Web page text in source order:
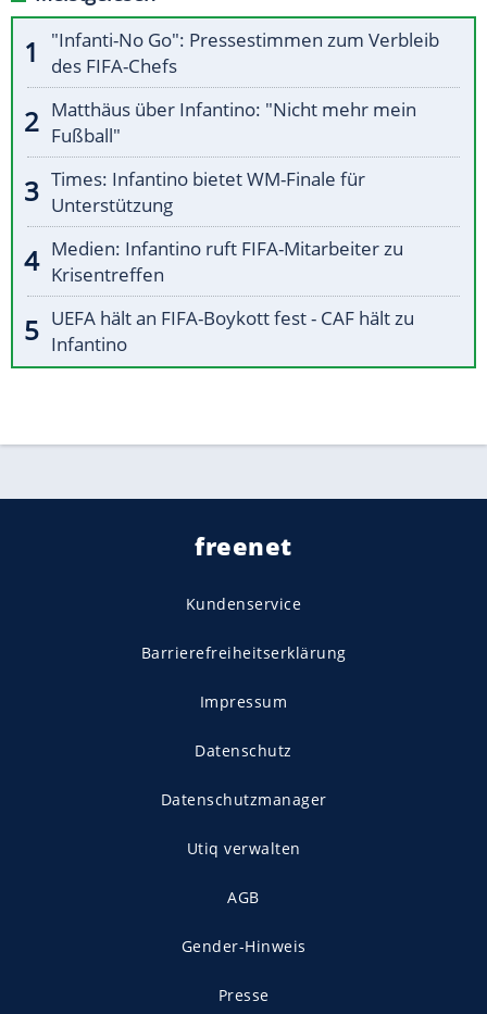
"Infanti-No Go": Pressestimmen zum Verbleib
des FIFA-Chefs
Matthäus über Infantino: "Nicht mehr mein
Fußball"
Times: Infantino bietet WM-Finale für
Unterstützung
Medien: Infantino ruft FIFA-Mitarbeiter zu
Krisentreffen
UEFA hält an FIFA-Boykott fest - CAF hält zu
Infantino
freenet
Kundenservice
Barrierefreiheitserklärung
Impressum
Datenschutz
Datenschutzmanager
Utiq verwalten
AGB
Gender-Hinweis
Presse